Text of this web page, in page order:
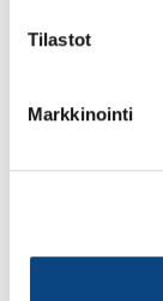
Tilastot
Markkinointi